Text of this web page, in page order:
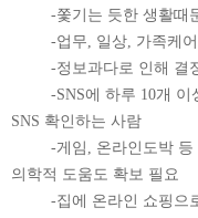
-쫓기는 듯한 생활때문
-업무, 일상, 가족케어
-정보과다로 인해 결정
-SNS에 하루 10개 이상
SNS 확인하는 사람
-게임, 온라인도박 등
의학적 도움도 확보 필요
-집에 온라인 쇼핑으로